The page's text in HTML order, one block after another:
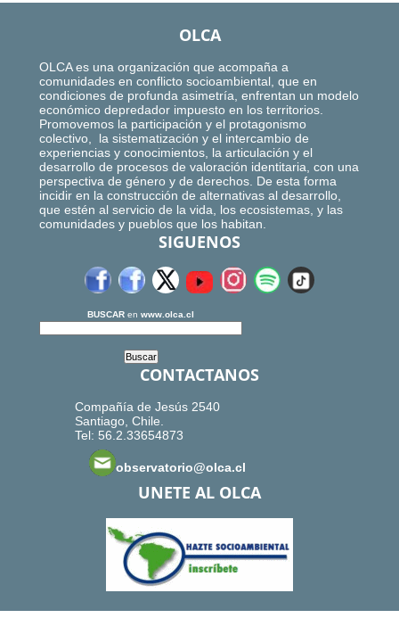
OLCA
OLCA es una organización que acompaña a
comunidades en conflicto socioambiental, que en
condiciones de profunda asimetría, enfrentan un modelo
económico depredador impuesto en los territorios.
Promovemos la participación y el protagonismo
colectivo, la sistematización y el intercambio de
experiencias y conocimientos, la articulación y el
desarrollo de procesos de valoración identitaria, con una
perspectiva de género y de derechos. De esta forma
incidir en la construcción de alternativas al desarrollo,
que estén al servicio de la vida, los ecosistemas, y las
comunidades y pueblos que los habitan.
SIGUENOS
BUSCAR en www.olca.cl
CONTACTANOS
Compañía de Jesús 2540
Santiago, Chile.
Tel: 56.2.33654873
observatorio@olca.cl
UNETE AL OLCA